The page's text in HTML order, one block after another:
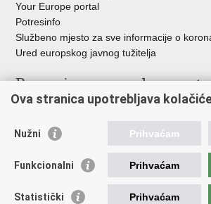
Your Europe portal
Potresinfo
Službeno mjesto za sve informacije o
Ured europskog javnog tužitelja
Poveznice pravosudnog
Državno odvjetništvo
Ured za suzbijanje korupcije i
Državnoodvjetničko vijeće
Ova stranica upotrebljava
Nužni Prihvaćam
Funkcionalni Prihvaćam
Statistički Prihvaćam